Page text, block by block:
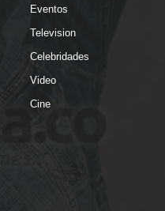
Eventos
Television
Celebridades
Video
Cine